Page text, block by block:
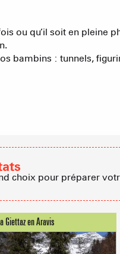
ou qu’il soit en pleine
bambins : tunnels,
choix pour préparer